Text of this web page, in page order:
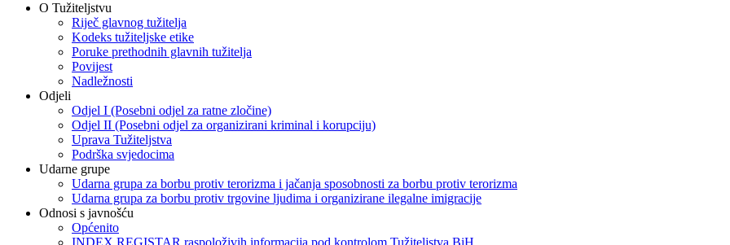
O Tužiteljstvu
Riječ glavnog tužitelja
Kodeks tužiteljske etike
Poruke prethodnih glavnih tužitelja
Povijest
Nadležnosti
Odjeli
Odjel I (Posebni odjel za ratne zločine)
Odjel II (Posebni odjel za organizirani kriminal i korupciju)
Uprava Tužiteljstva
Podrška svjedocima
Udarne grupe
Udarna grupa za borbu protiv terorizma i jačanja sposobnosti za borbu protiv terorizma
Udarna grupa za borbu protiv trgovine ljudima i organizirane ilegalne imigracije
Odnosi s javnošću
Općenito